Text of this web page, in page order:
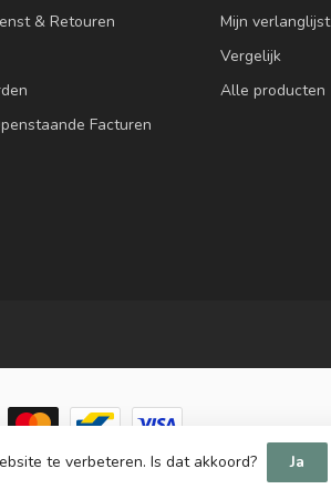
& Retouren
Facturen
Mijn verlanglijst
Vergelijk
Alle producten
te verbeteren. Is dat akkoord? Ja